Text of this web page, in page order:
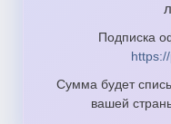
Подписка
Сумма будет
вашей